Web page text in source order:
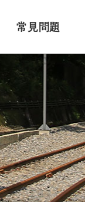
常見問題